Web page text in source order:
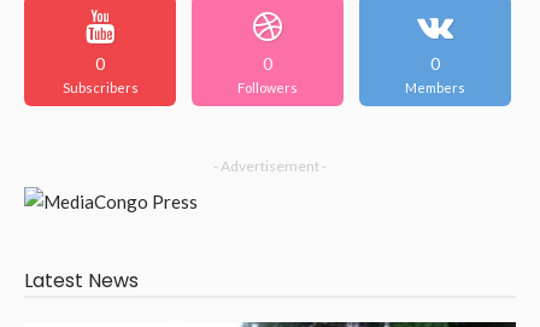
0
Subscribers
0
Followers
0
Members
- Advertisement -
Latest News